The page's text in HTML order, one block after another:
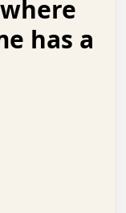
.   .   :   .
.   .   .   +
.   o   .   .
:   .   .   o
o   .   .   .
.   .   .   .
.   x   .   .
.   .   .   o
.   .   .   .
.   .   +   .
.   .   .   .
has a